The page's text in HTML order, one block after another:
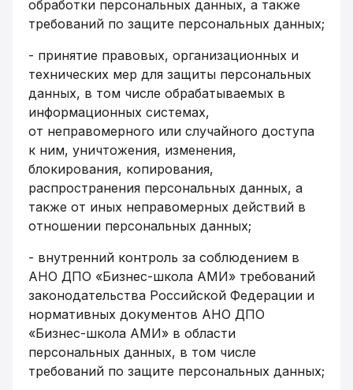
обработки персональных данных, а также
требований по защите персональных данных;
- принятие правовых, организационных и
технических мер для защиты персональных
данных, в том числе обрабатываемых в
информационных системах,
от неправомерного или случайного доступа
к ним, уничтожения, изменения,
блокирования, копирования,
распространения персональных данных, а
также от иных неправомерных действий в
отношении персональных данных;
- внутренний контроль за соблюдением в
АНО ДПО «Бизнес-школа АМИ» требований
законодательства Российской Федерации и
нормативных документов АНО ДПО
«Бизнес-школа АМИ» в области
персональных данных, в том числе
требований по защите персональных данных;